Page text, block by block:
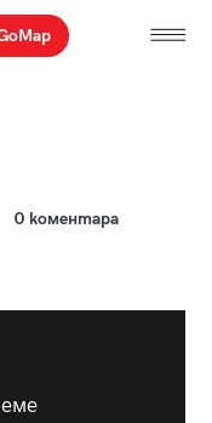
0 коментара